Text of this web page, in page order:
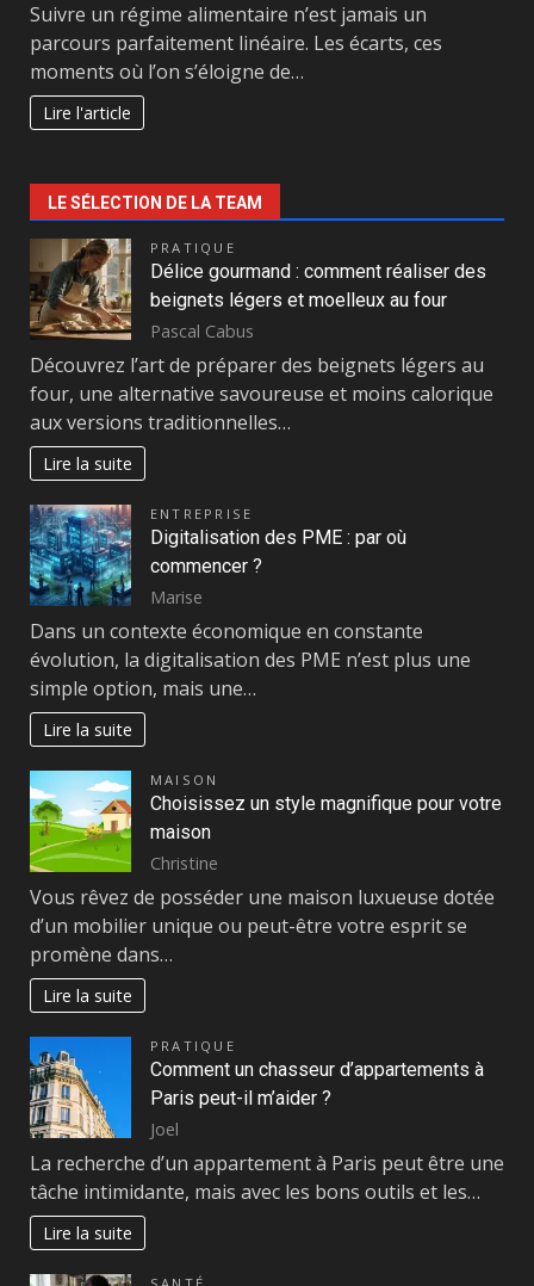
Suivre un régime alimentaire n’est jamais un
parcours parfaitement linéaire. Les écarts, ces
moments où l’on s’éloigne de…
Lire l'article
LE SÉLECTION DE LA TEAM
PRATIQUE
Délice gourmand : comment réaliser des
beignets légers et moelleux au four
Pascal Cabus
Découvrez l’art de préparer des beignets légers au
four, une alternative savoureuse et moins calorique
aux versions traditionnelles…
Lire la suite
ENTREPRISE
Digitalisation des PME : par où
commencer ?
Marise
Dans un contexte économique en constante
évolution, la digitalisation des PME n’est plus une
simple option, mais une…
Lire la suite
MAISON
Choisissez un style magnifique pour votre
maison
Christine
Vous rêvez de posséder une maison luxueuse dotée
d’un mobilier unique ou peut-être votre esprit se
promène dans…
Lire la suite
PRATIQUE
Comment un chasseur d’appartements à
Paris peut-il m’aider ?
Joel
La recherche d’un appartement à Paris peut être une
tâche intimidante, mais avec les bons outils et les…
Lire la suite